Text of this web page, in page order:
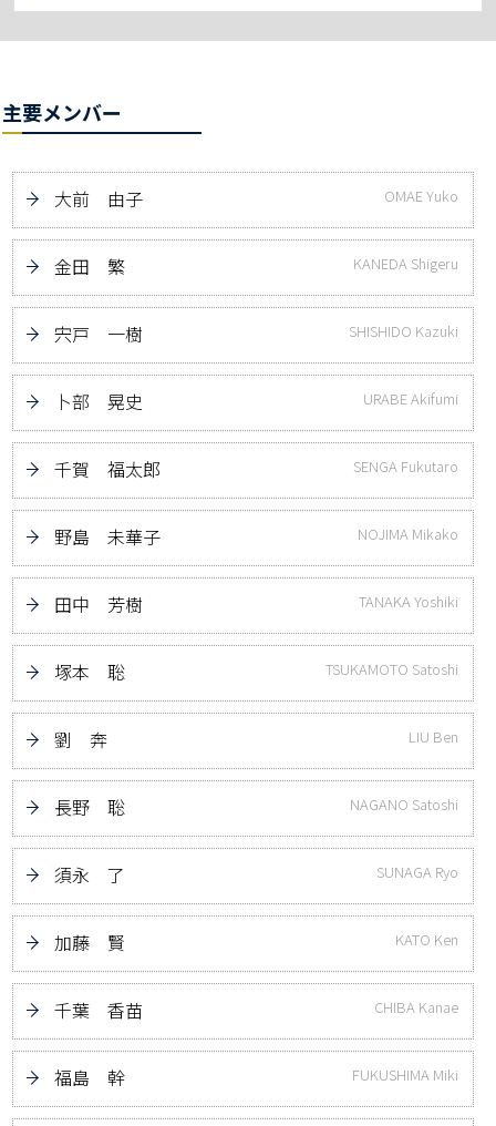
主要メンバー
大前 由子 OMAE Yuko
金田 繁 KANEDA Shigeru
宍戸 一樹 SHISHIDO Kazuki
卜部 晃史 URABE Akifumi
千賀 福太郎 SENGA Fukutaro
野島 未華子 NOJIMA Mikako
田中 芳樹 TANAKA Yoshiki
塚本 聡 TSUKAMOTO Satoshi
劉 奔 LIU Ben
長野 聡 NAGANO Satoshi
須永 了 SUNAGA Ryo
加藤 賢 KATO Ken
千葉 香苗 CHIBA Kanae
福島 幹 FUKUSHIMA Miki